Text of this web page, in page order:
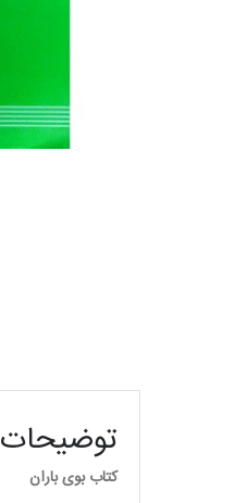
توضیحات
کتاب بوی باران